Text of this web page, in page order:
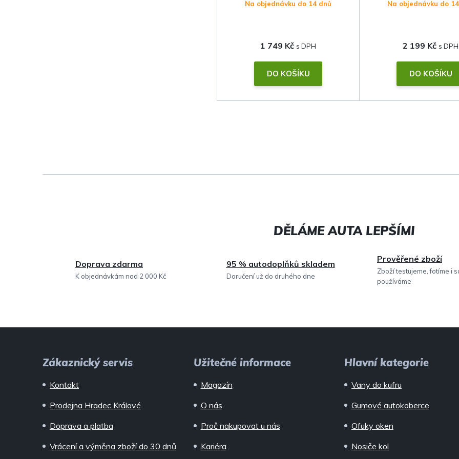
Na objednávku do 14 dnů
1 749 Kč
DO KOŠÍKU
Na objednávku do
2 199 Kč
DO KOŠÍKU
á
p
k
Doprava zdarma
K objednávkám nad 2 000 Kč
95 % autodoplňků skladem
Doručení už do druhého dne
Prověřené zboží
Zboží testujeme, fotíme i
používáme
Zákaznický servis
Kontakt
Prodejna Hradec Králové
Doprava a platba
Vrácení a výměna zboží do 30 dnů
Užitečné informace
Magazín
O nás
Proč nakupovat u nás
Kariéra
Hlavní kategorie
Vany do kufru
Gumové autokoberce
Ofuky oken
Nosiče kol